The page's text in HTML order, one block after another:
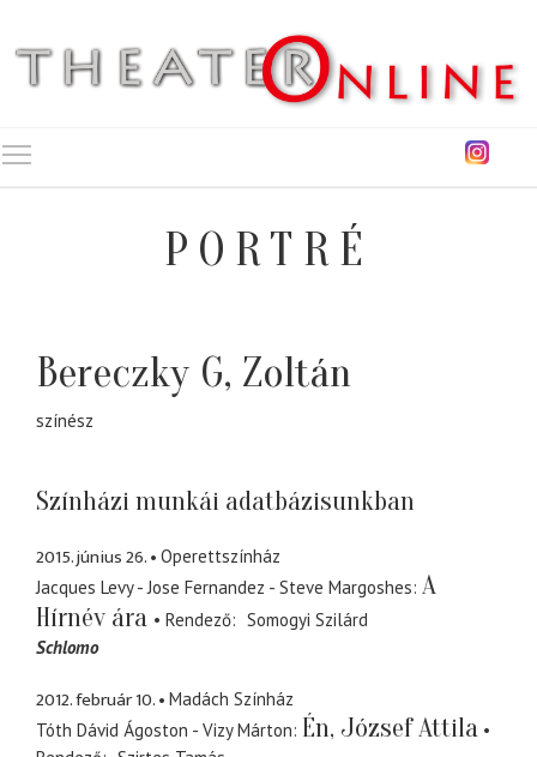
PORTRÉ
Bereczky G, Zoltán
színész
Színházi munkái adatbázisunkban
2015. június 26.
Operettszínház
Jacques Levy - Jose Fernandez - Steve Margoshes A
Hírnév ára
Rendező
Somogyi Szilárd
Schlomo
2012. február 10.
Madách Színház
Tóth Dávid Ágoston - Vizy Márton Én, József Attila